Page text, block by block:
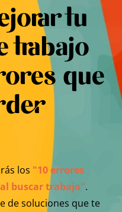
tu
trabajo
que
los "10 errores
buscar trabajo".
de soluciones que te